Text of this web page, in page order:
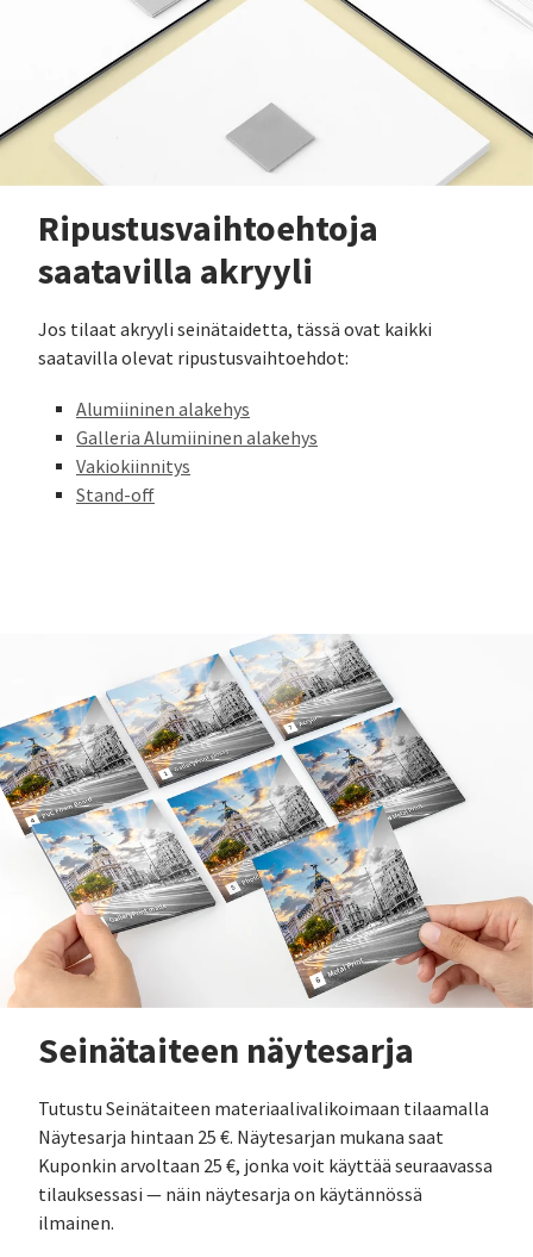
Ripustusvaihtoehtoja
saatavilla akryyli
Jos tilaat akryyli seinätaidetta, tässä ovat kaikki
saatavilla olevat ripustusvaihtoehdot:
Alumiininen alakehys
Galleria Alumiininen alakehys
Vakiokiinnitys
Stand-off
Seinätaiteen näytesarja
Tutustu Seinätaiteen materiaalivalikoimaan tilaamalla
Näytesarja hintaan 25 €. Näytesarjan mukana saat
Kuponkin arvoltaan 25 €, jonka voit käyttää seuraavassa
tilauksessasi — näin näytesarja on käytännössä
ilmainen.